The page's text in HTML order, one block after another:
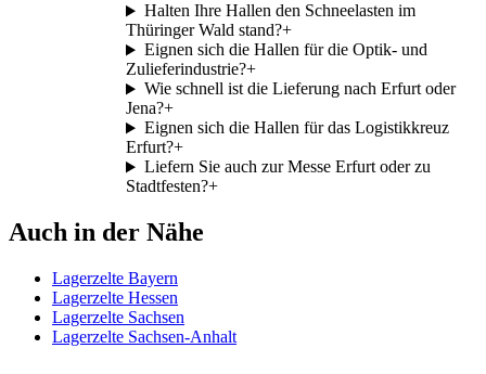
Halten Ihre Hallen den Schneelasten im
Thüringer Wald stand?+
Eignen sich die Hallen für die Optik- und
Zulieferindustrie?+
Wie schnell ist die Lieferung nach Erfurt oder
Jena?+
Eignen sich die Hallen für das Logistikkreuz
Erfurt?+
Liefern Sie auch zur Messe Erfurt oder zu
Stadtfesten?+
Auch in der Nähe
Lagerzelte Bayern
Lagerzelte Hessen
Lagerzelte Sachsen
Lagerzelte Sachsen-Anhalt